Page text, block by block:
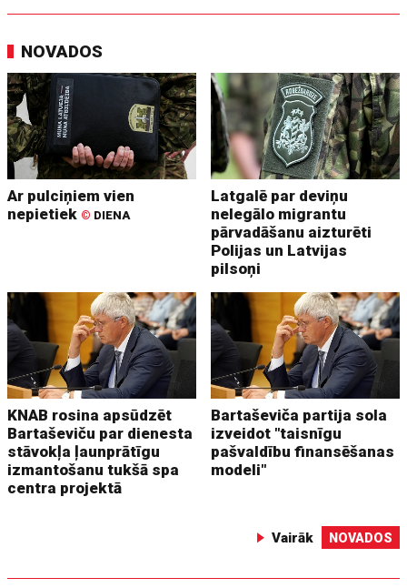
NOVADOS
Ar pulciņiem vien
nepietiek © DIENA
Latgalē par deviņu
nelegālo migrantu
pārvadāšanu aizturēti
Polijas un Latvijas
pilsoņi
KNAB rosina apsūdzēt
Bartaševiču par dienesta
stāvokļa ļaunprātīgu
izmantošanu tukšā spa
centra projektā
Bartaševiča partija sola
izveidot "taisnīgu
pašvaldību finansēšanas
modeli"
Vairāk NOVADOS